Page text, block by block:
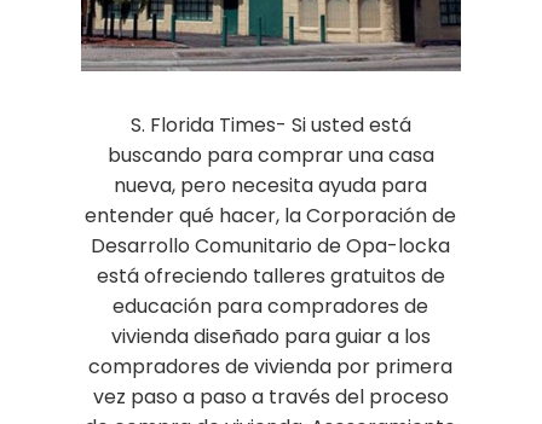
S. Florida Times- Si usted está
buscando para comprar una casa
nueva, pero necesita ayuda para
entender qué hacer, la Corporación de
Desarrollo Comunitario de Opa-locka
está ofreciendo talleres gratuitos de
educación para compradores de
vivienda diseñado para guiar a los
compradores de vivienda por primera
vez paso a paso a través del proceso